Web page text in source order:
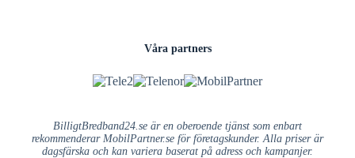
Våra partners
BilligtBredband24.se är en oberoende tjänst som enbart
rekommenderar MobilPartner.se för företagskunder. Alla priser är
dagsfärska och kan variera baserat på adress och kampanjer.